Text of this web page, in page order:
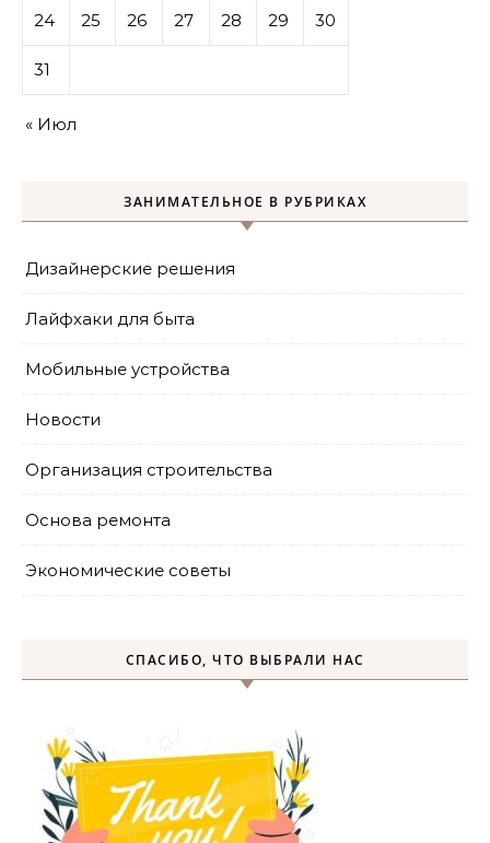
24 25 26 27 28 29 30
31
« Июл
ЗАНИМАТЕЛЬНОЕ В РУБРИКАХ
Дизайнерские решения
Лайфхаки для быта
Мобильные устройства
Новости
Организация строительства
Основа ремонта
Экономические советы
СПАСИБО, ЧТО ВЫБРАЛИ НАС